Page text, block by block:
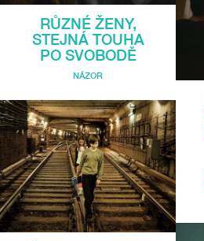
RŮZNÉ ŽENY,
STEJNÁ TOUHA
PO SVOBODĚ
NÁZOR